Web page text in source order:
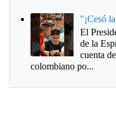
"¡Cesó
El
de la
cuenta
colombiano po...